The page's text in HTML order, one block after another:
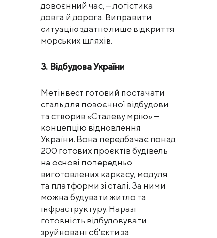
довоєнний час, — логістика
довга й дорога. Виправити
ситуацію здатне лише відкриття
морських шляхів.
3. Відбудова України
Метінвест готовий постачати
сталь для повоєнної відбудови
та створив «Сталеву мрію» —
концепцію відновлення
України. Вона передбачає понад
200 готових проєктів будівель
на основі попередньо
виготовлених каркасу, модуля
та платформи зі сталі. За ними
можна будувати житло та
інфраструктуру. Наразі
готовність відбудовувати
зруйновані об'єкти за